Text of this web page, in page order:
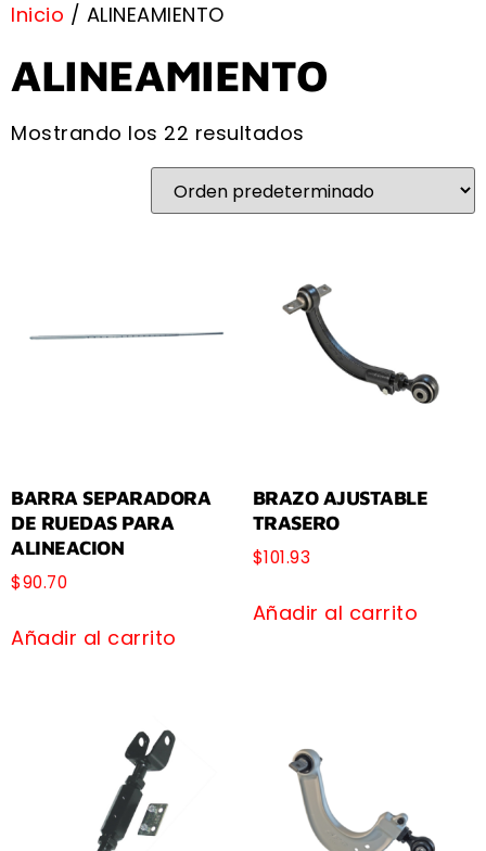
Inicio / ALINEAMIENTO
ALINEAMIENTO
Mostrando los 22 resultados
BARRA SEPARADORA
DE RUEDAS PARA
ALINEACION
$90.70
Añadir al carrito
BRAZO AJUSTABLE
TRASERO
$101.93
Añadir al carrito